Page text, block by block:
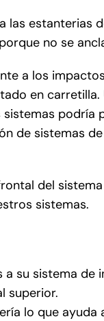
estanterias
no se
a los
en
de sistemas
del
sistemas.
su sistema
superior.
lo que ayuda